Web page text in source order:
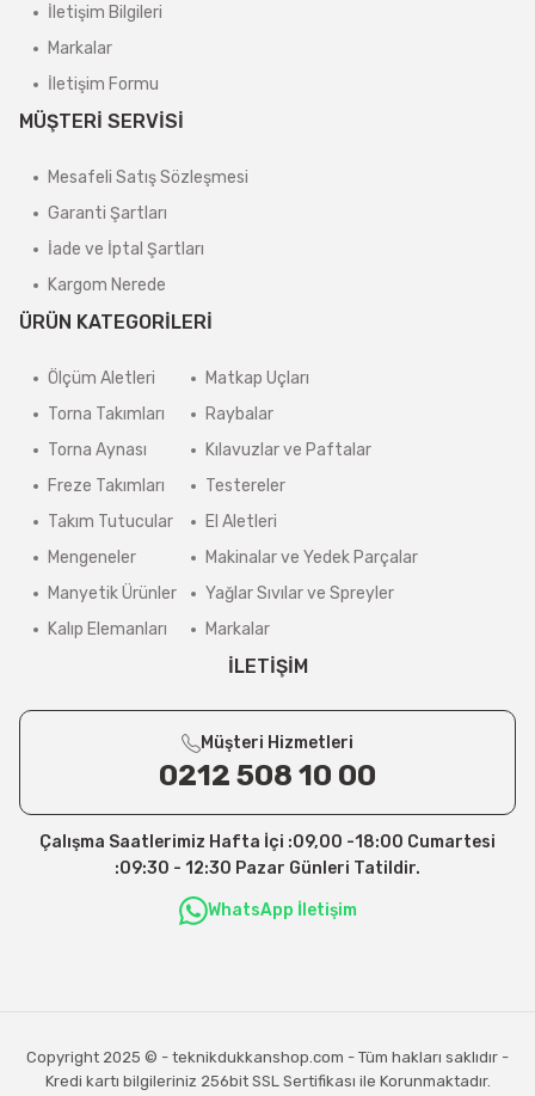
İletişim Bilgileri
Markalar
İletişim Formu
MÜŞTERİ SERVİSİ
Mesafeli Satış Sözleşmesi
Garanti Şartları
İade ve İptal Şartları
Kargom Nerede
ÜRÜN KATEGORİLERİ
Ölçüm Aletleri
Torna Takımları
Torna Aynası
Freze Takımları
Takım Tutucular
Mengeneler
Manyetik Ürünler
Kalıp Elemanları
Matkap Uçları
Raybalar
Kılavuzlar ve Paftalar
Testereler
El Aletleri
Makinalar ve Yedek Parçalar
Yağlar Sıvılar ve Spreyler
Markalar
İLETİŞİM
Müşteri Hizmetleri
0212 508 10 00
Çalışma Saatlerimiz Hafta İçi :09,00 -18:00 Cumartesi
:09:30 - 12:30 Pazar Günleri Tatildir.
WhatsApp İletişim
Copyright 2025 © - teknikdukkanshop.com - Tüm hakları saklıdır -
Kredi kartı bilgileriniz 256bit SSL Sertifikası ile Korunmaktadır.